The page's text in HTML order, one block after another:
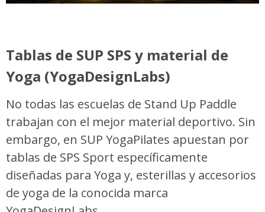
Tablas de SUP SPS y material de
Yoga (YogaDesignLabs)
No todas las escuelas de Stand Up Paddle
trabajan con el mejor material deportivo. Sin
embargo, en SUP YogaPilates apuestan por
tablas de SPS Sport específicamente
diseñadas para Yoga y, esterillas y accesorios
de yoga de la conocida marca